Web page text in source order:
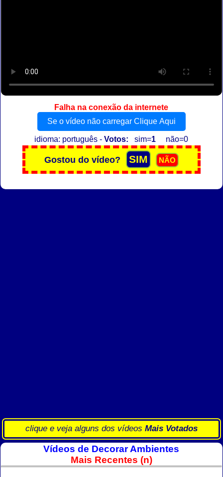
Falha na conexão da internete
Se o vídeo não carregar Clique Aqui
idioma: português -Votos: sim=1 não=0
clique e veja alguns dos vídeos Mais Votados
Vídeos de Decorar Ambientes
Mais Recentes (n)